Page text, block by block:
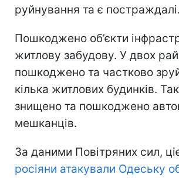
руйнування та є постраждалі.
Пошкоджено об’єкти
житлову забудову. У двох
пошкоджено та частково
кілька житлових будинків.
знищено та пошкоджено
мешканців.
За даними Повітряних сил,
росіяни атакували Одеську